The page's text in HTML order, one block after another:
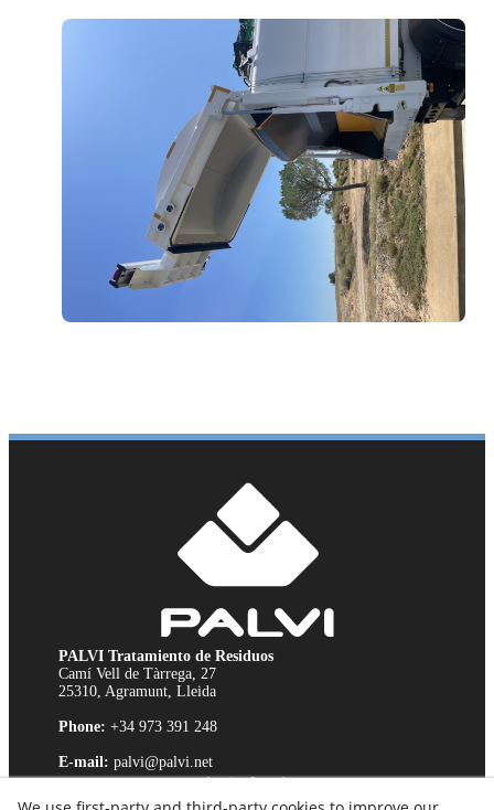
PALVI Tratamiento de Residuos
Camí Vell de Tàrrega, 27
25310, Agramunt, Lleida
Phone: +34 973 391 248
E-mail: palvi@palvi.net
Avviso Legale